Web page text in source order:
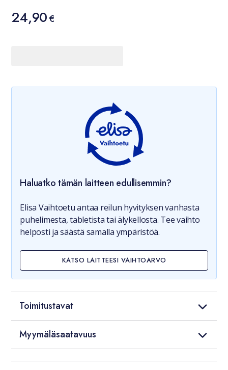
Hinta
24,90 €
24,90€
Haluatko tämän laitteen edullisemmin?
Elisa Vaihtoetu antaa reilun hyvityksen vanhasta
puhelimesta, tabletista tai älykellosta. Tee vaihto
helposti ja säästä samalla ympäristöä.
KATSO LAITTEESI VAIHTOARVO
Toimitustavat
Myymäläsaatavuus